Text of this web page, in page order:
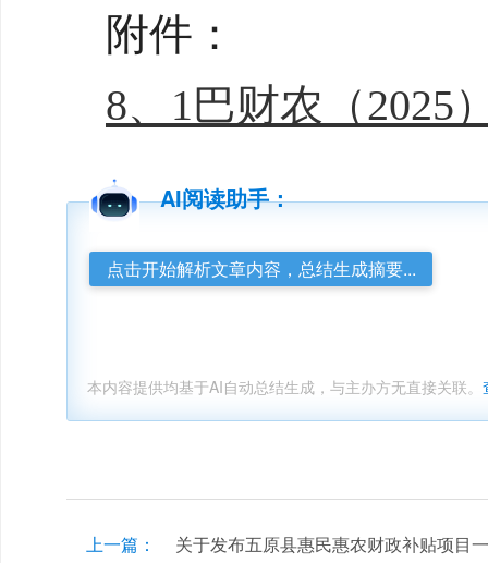
附件：
8、1巴财农（2025
AI阅读助手：
点击开始解析文章内容，总结生成摘要...
本内容提供均基于AI自动总结生成，与主办方无直接关联。
上一篇： 关于发布五原县惠民惠农财政补贴项目